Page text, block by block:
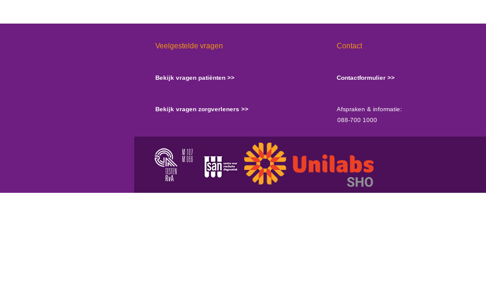
Veelgestelde vragen
Bekijk vragen patiënten >>
Bekijk vragen zorgverleners >>
Contact
Contactformulier >>
Afspraken & informatie:
088-700 1000